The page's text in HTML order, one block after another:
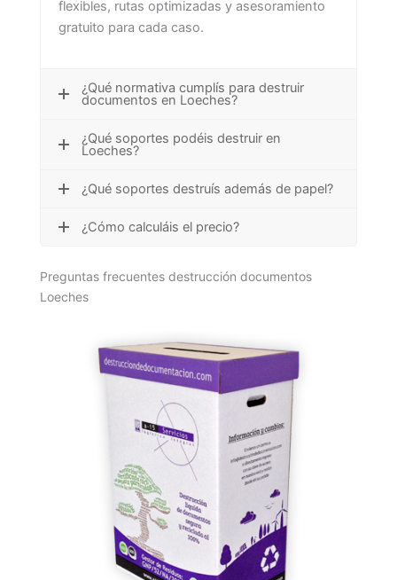
flexibles, rutas optimizadas y asesoramiento
gratuito para cada caso.
¿Qué normativa cumplís para destruir
documentos en Loeches?
¿Qué soportes podéis destruir en
Loeches?
¿Qué soportes destruís además de papel?
¿Cómo calculáis el precio?
Preguntas frecuentes destrucción documentos
Loeches